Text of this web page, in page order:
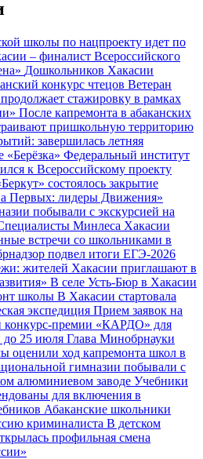
школы по нацпроекту идет по
– финалист Всероссийского
Дошкольников Хакасии
конкурс чтецов Ветеран
стажировку в рамках
После капремонта в абаканских
пришкольную территорию
завершилась летняя
«Берёзка» Федеральный институт
к Всероссийскому проекту
состоялось закрытие
Первых: лидеры Движения»
побывали с экскурсией на
Минлеса Хакасии
встречи со школьниками в
подвел итоги ЕГЭ‑2026
жителей Хакасии приглашают в
В селе Усть‑Бюр в Хакасии
школы В Хакасии стартовала
экспедиция Прием заявок на
конкурс-премии «КАРДО» для
до 25 июля Глава Минобрнауки
оценили ход капремонта школ в
гимназии побывали с
алюминиевом заводе Учебники
для включения в
Абаканские школьники
криминалиста В детском
профильная смена